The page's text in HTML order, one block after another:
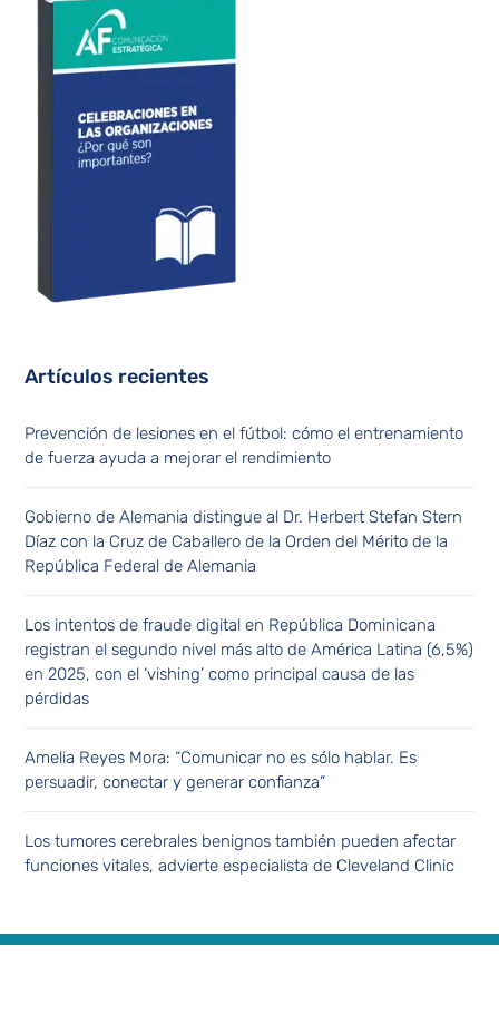
Artículos recientes
Prevención de lesiones en el fútbol: cómo el entrenamiento
de fuerza ayuda a mejorar el rendimiento
Gobierno de Alemania distingue al Dr. Herbert Stefan Stern
Díaz con la Cruz de Caballero de la Orden del Mérito de la
República Federal de Alemania
Los intentos de fraude digital en República Dominicana
registran el segundo nivel más alto de América Latina (6,5%)
en 2025, con el ‘vishing’ como principal causa de las
pérdidas
Amelia Reyes Mora: “Comunicar no es sólo hablar. Es
persuadir, conectar y generar confianza”
Los tumores cerebrales benignos también pueden afectar
funciones vitales, advierte especialista de Cleveland Clinic